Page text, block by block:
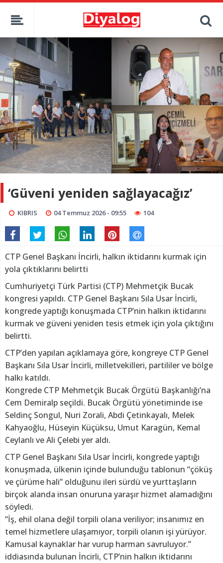
‘Güveni yeniden sağlayacağız’
KIBRIS 04 Temmuz 2026 - 09:55 104
CTP Genel Başkanı İncirli, halkın iktidarını kurmak için
yola çıktıklarını belirtti
Cumhuriyetçi Türk Partisi (CTP) Mehmetçik Bucak
kongresi yapıldı. CTP Genel Başkanı Sıla Usar İncirli,
kongrede yaptığı konuşmada CTP’nin halkın iktidarını
kurmak ve güveni yeniden tesis etmek için yola çıktığını
belirtti.
CTP’den yapılan açıklamaya göre, kongreye CTP Genel
Başkanı Sıla Usar İncirli, milletvekilleri, partililer ve bölge
halkı katıldı.
Kongrede CTP Mehmetçik Bucak Örgütü Başkanlığı’na
Cem Demiralp seçildi. Bucak Örgütü yönetiminde ise
Seldinç Songul, Nuri Zorali, Abdi Çetinkayalı, Melek
Kahyaoğlu, Hüseyin Küçüksu, Umut Karagün, Kemal
Ceylanlı ve Ali Çelebi yer aldı.
CTP Genel Başkanı Sıla Usar İncirli, kongrede yaptığı
konuşmada, ülkenin içinde bulunduğu tablonun “çöküş
ve çürüme hali” olduğunu ileri sürdü ve yurttaşların
birçok alanda insan onuruna yaraşır hizmet alamadığını
söyledi.
“İş, ehil olana değil torpili olana veriliyor; insanımız en
temel hizmetlere ulaşamıyor, torpili olanın işi yürüyor.
Kamusal kaynaklar har vurup harman savruluyor.”
iddiasında bulunan İncirli, CTP’nin halkın iktidarını